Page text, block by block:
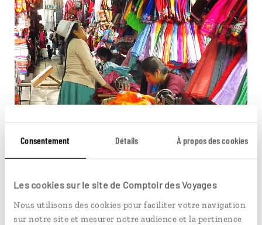
Consentement Détails À propos des cookies
Les cookies sur le site de Comptoir des Voyages
Nous utilisons des cookies pour faciliter votre navigation
sur notre site et mesurer notre audience et la pertinence
Couturières en plein travail, au marché de San Pedro, à Cusco ©
Felipe